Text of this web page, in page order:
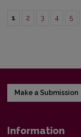
1 2 3 4 5
Make a Submission
Information